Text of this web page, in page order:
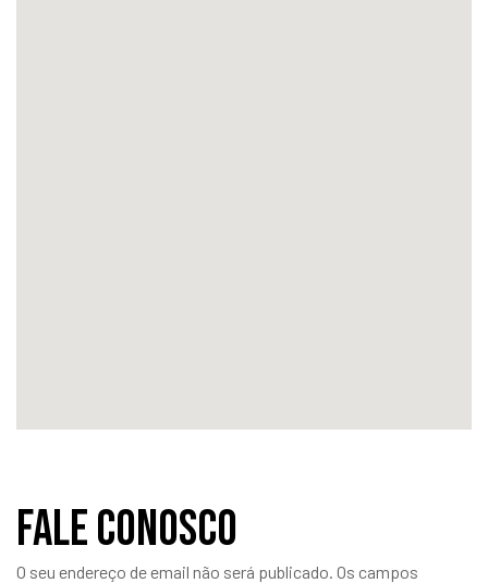
Fale Conosco
O seu endereço de email não será publicado. Os campos